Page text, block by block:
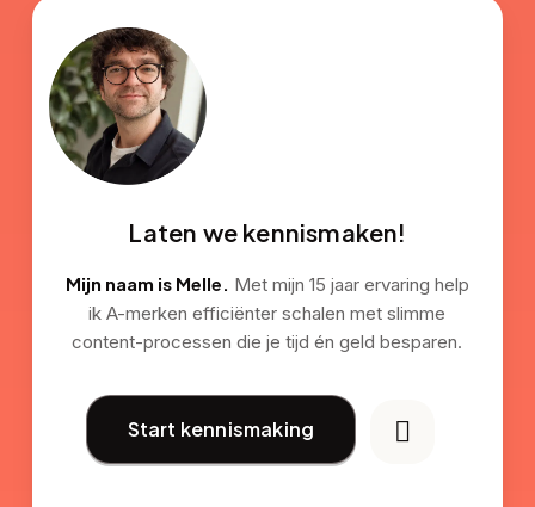
Laten we kennismaken!
Mijn naam is Melle. Met mijn 15 jaar ervaring help
ik A-merken efficiënter schalen met slimme
content-processen die je tijd én geld besparen.
Start kennismaking